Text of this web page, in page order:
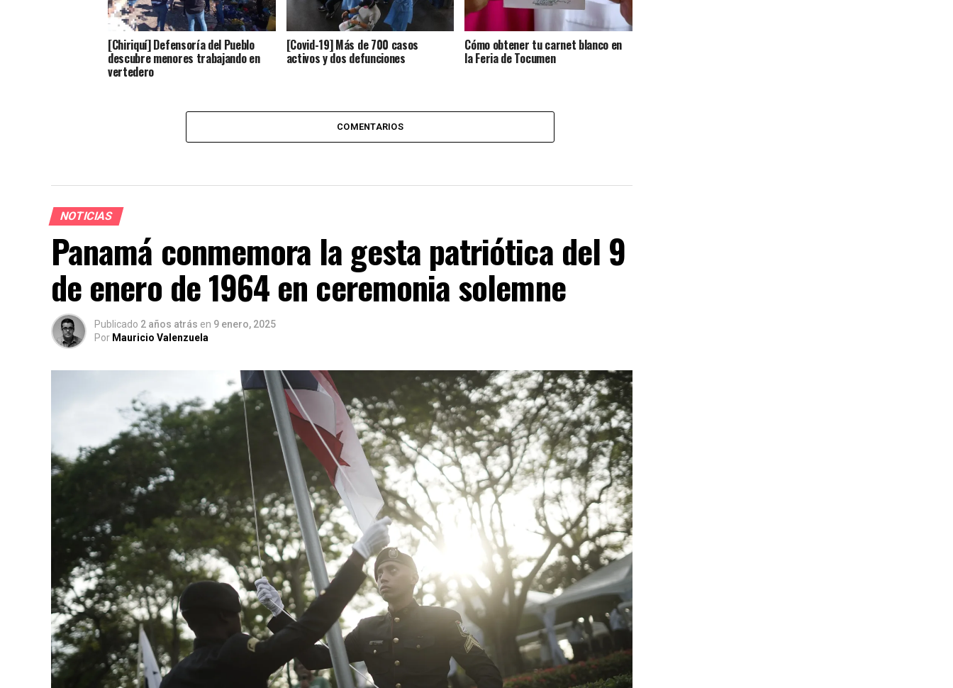
[Chiriquí] Defensoría del Pueblo
descubre menores trabajando en
vertedero
[Covid-19] Más de 700 casos
activos y dos defunciones
Cómo obtener tu carnet blanco en
la Feria de Tocumen
COMENTARIOS
NOTICIAS
Panamá conmemora la gesta patriótica del 9
de enero de 1964 en ceremonia solemne
Publicado 2 años atrás en 9 enero, 2025
Por Mauricio Valenzuela